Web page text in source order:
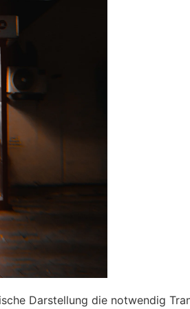
Darstellung die notwendig